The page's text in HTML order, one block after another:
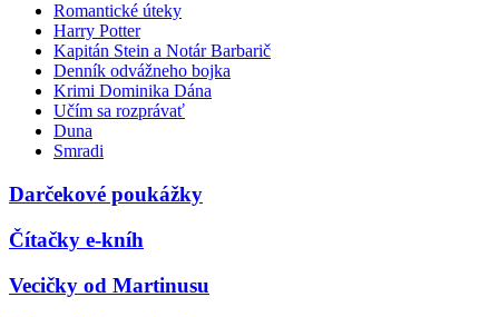
Romantické úteky
Harry Potter
Kapitán Stein a Notár Barbarič
Denník odvážneho bojka
Krimi Dominika Dána
Učím sa rozprávať
Duna
Smradi
Darčekové poukážky
Čítačky e-kníh
Vecičky od Martinusu